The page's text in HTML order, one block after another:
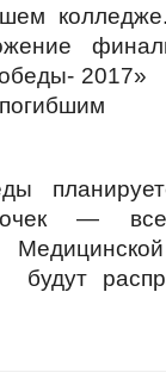
2017»
—